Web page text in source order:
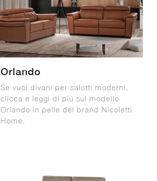
Orlando
Se vuoi divani per salotti moderni,
clicca e leggi di più sul modello
Orlando in pelle del brand Nicoletti
Home.